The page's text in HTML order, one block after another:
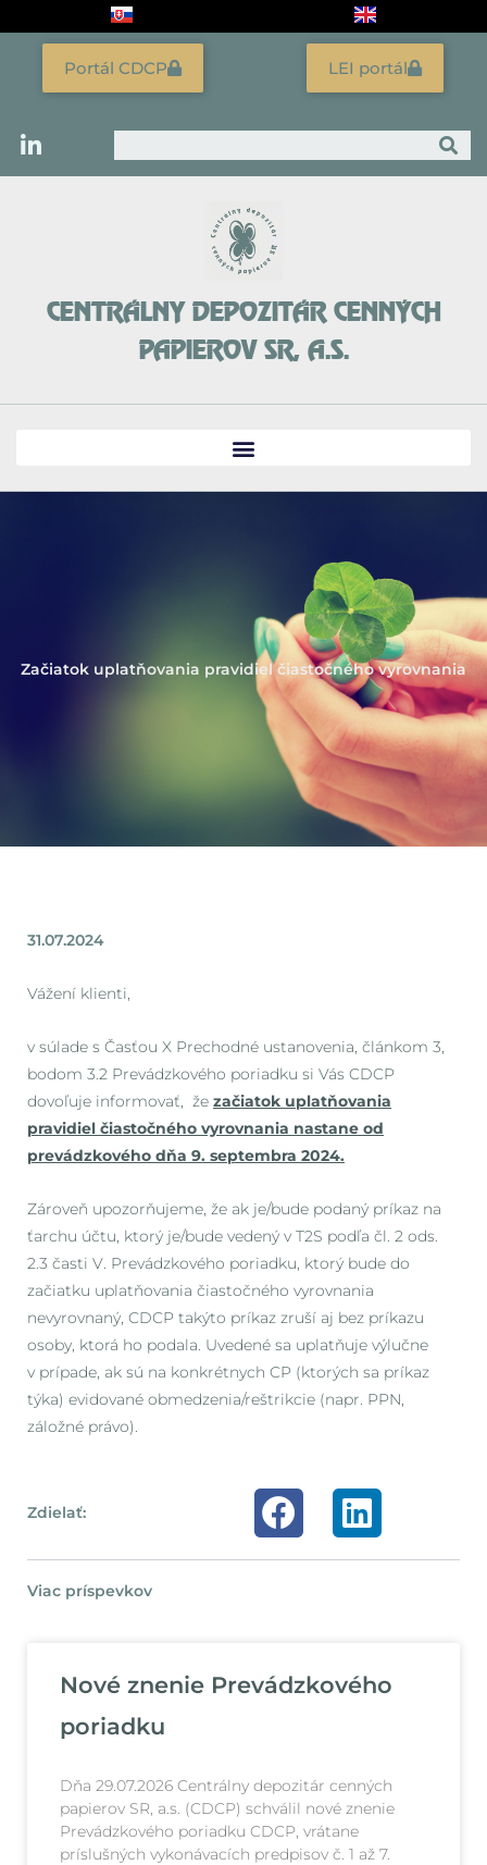
Vyhľadať
LEI portál
Portál CDCP
CENTRÁLNY DEPOZITÁR CENNÝCH
PAPIEROV SR, A.S.
Začiatok uplatňovania pravidiel čiastočného vyrovnania
31.07.2024
Vážení klienti,
v súlade s Časťou X Prechodné ustanovenia, článkom 3,
bodom 3.2 Prevádzkového poriadku si Vás CDCP
dovoľuje informovať, že začiatok uplatňovania
pravidiel čiastočného vyrovnania nastane od
prevádzkového dňa 9. septembra 2024.
Zároveň upozorňujeme, že ak je/bude podaný príkaz na
ťarchu účtu, ktorý je/bude vedený v T2S podľa čl. 2 ods.
2.3 časti V. Prevádzkového poriadku, ktorý bude do
začiatku uplatňovania čiastočného vyrovnania
nevyrovnaný, CDCP takýto príkaz zruší aj bez príkazu
osoby, ktorá ho podala. Uvedené sa uplatňuje výlučne
v prípade, ak sú na konkrétnych CP (ktorých sa príkaz
týka) evidované obmedzenia/reštrikcie (napr. PPN,
záložné právo).
Zdielať:
Viac príspevkov
Nové znenie Prevádzkového
poriadku
Dňa 29.07.2026 Centrálny depozitár cenných
papierov SR, a.s. (CDCP) schválil nové znenie
Prevádzkového poriadku CDCP, vrátane
príslušných vykonávacích predpisov č. 1 až 7.